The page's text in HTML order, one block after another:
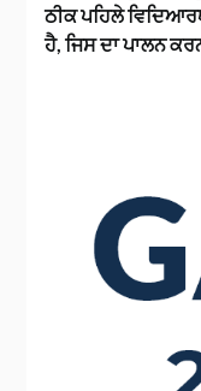
ਠੀਕ ਪਹਿਲੇ
ਹੈ, ਜਿਸ ਦਾ ਪਾਲਨ